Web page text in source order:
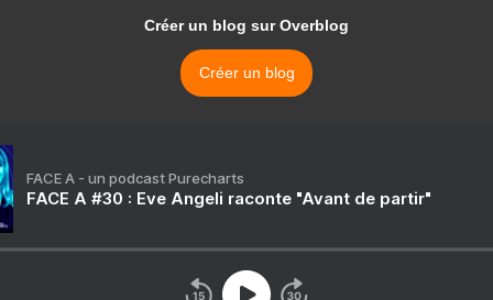
Créer un blog sur Overblog
Créer un blog
FACE A - un podcast Purecharts
FACE A #30 : Eve Angeli raconte "Avant de partir"